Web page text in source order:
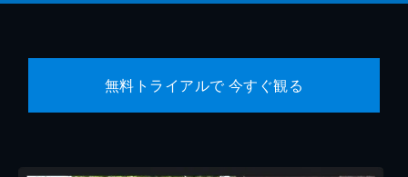
無料トライアルで 今すぐ観る